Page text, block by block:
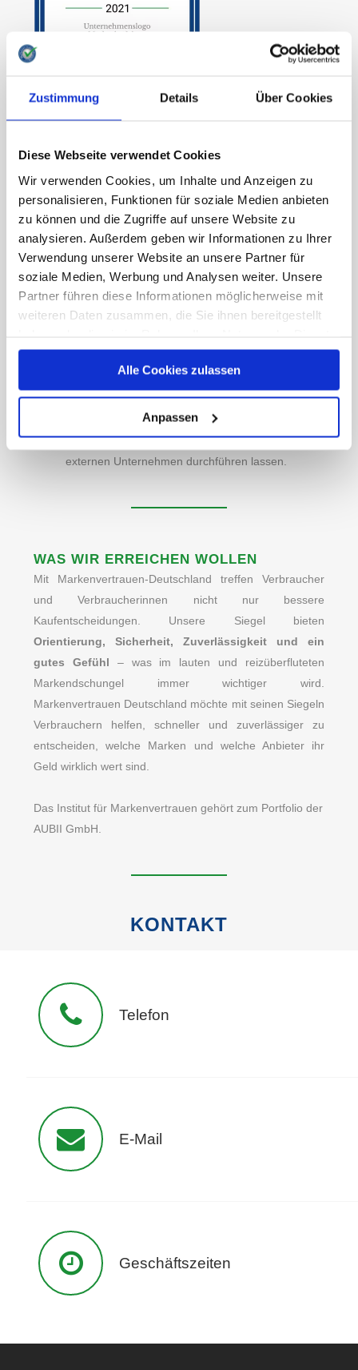
Zustimmung Details Über Cookies
Diese Webseite verwendet Cookies
Wir verwenden Cookies, um Inhalte und Anzeigen zu
personalisieren, Funktionen für soziale Medien anbieten
zu können und die Zugriffe auf unsere Website zu
analysieren. Außerdem geben wir Informationen zu Ihrer
Verwendung unserer Website an unsere Partner für
soziale Medien, Werbung und Analysen weiter. Unsere
Partner führen diese Informationen möglicherweise mit
weiteren Daten zusammen, die Sie ihnen bereitgestellt
gesammelt haben.
Unsere Datenschutzerklärung finden siehier.
Alle Cookies zulassen
Anpassen
Wir sind transparent.
Unsere gesamte Markterhebung ist transparent
nach wissenschaftlichen Maßstäben durch, die Sie
nachlesen können.
Wir sind unabhängig.
Unser Institut initiiert alle Studien selbst und wird
weder von Politikern, Parteien,
Wirtschaftsunternehmen oder anderen
Wir sind objektiv.
Unsere Umfrageteilnehmer bewerten die Marken
und nicht wir. Wir können keinen Einfluss auf das
Ergebnis nehmen, weil wir die Umfragen von
externen Unternehmen durchführen lassen.
WAS WIR ERREICHEN WOLLEN
Mit Markenvertrauen-Deutschland treffen Verbraucher
und Verbraucherinnen nicht nur bessere
Kaufentscheidungen. Unsere Siegel bieten
Orientierung, Sicherheit, Zuverlässigkeit und ein
gutes Gefühl – was im lauten und reizüberfluteten
Markendschungel immer wichtiger wird.
Markenvertrauen Deutschland möchte mit seinen Siegeln
Verbrauchern helfen, schneller und zuverlässiger zu
entscheiden, welche Marken und welche Anbieter ihr
Geld wirklich wert sind.
Das Institut für Markenvertrauen gehört zum Portfolio der
AUBII GmbH.
KONTAKT
Telefon
040 / 328 9010 0
E-Mail
Geschäftszeiten
Mo. - Fr.: 08:00-17:00 Uhr